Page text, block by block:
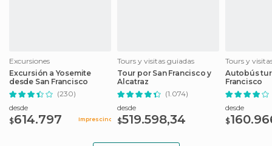
Excursiones
Excursión a Yosemite
desde San Francisco
(230)
desde
$614.797 Imprescindible
Tours y visitas guiadas
Tour por San Francisco y
Alcatraz
(1.074)
desde
$519.598,34
Tours y
Autobús
Francisco
desde
$